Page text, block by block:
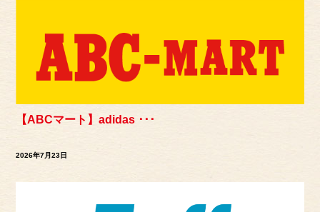
【ABCマート】adidas ･･･
2026年7月23日